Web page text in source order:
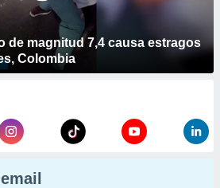
de magnitud 7,4 causa estragos
Colombia